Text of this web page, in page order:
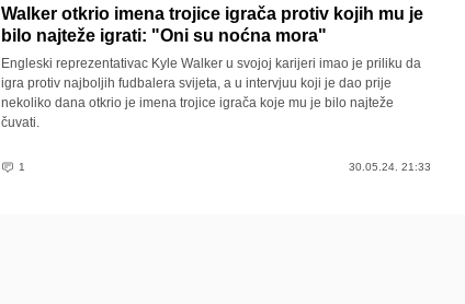
Walker otkrio imena trojice igrača protiv kojih mu je
bilo najteže igrati: "Oni su noćna mora"
Engleski reprezentativac Kyle Walker u svojoj karijeri imao je priliku da
igra protiv najboljih fudbalera svijeta, a u intervjuu koji je dao prije
nekoliko dana otkrio je imena trojice igrača koje mu je bilo najteže
čuvati.
1 30.05.24. 21:33